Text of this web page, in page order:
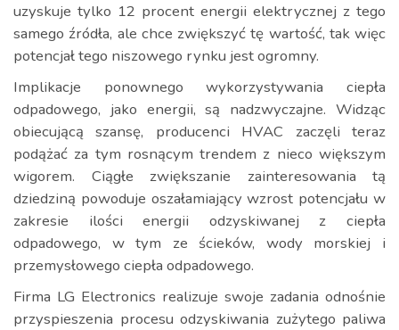
uzyskuje tylko 12 procent energii elektrycznej z tego
samego źródła, ale chce zwiększyć tę wartość, tak więc
potencjał tego niszowego rynku jest ogromny.
Implikacje ponownego wykorzystywania ciepła
odpadowego, jako energii, są nadzwyczajne. Widząc
obiecującą szansę, producenci HVAC zaczęli teraz
podążać za tym rosnącym trendem z nieco większym
wigorem. Ciągłe zwiększanie zainteresowania tą
dziedziną powoduje oszałamiający wzrost potencjału w
zakresie ilości energii odzyskiwanej z ciepła
odpadowego, w tym ze ścieków, wody morskiej i
przemysłowego ciepła odpadowego.
Firma LG Electronics realizuje swoje zadania odnośnie
przyspieszenia procesu odzyskiwania zużytego paliwa